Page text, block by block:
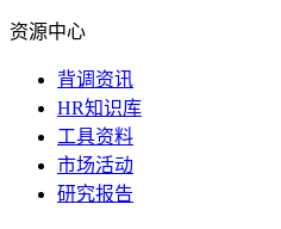
资源中心
背调资讯
HR知识库
工具资料
市场活动
研究报告